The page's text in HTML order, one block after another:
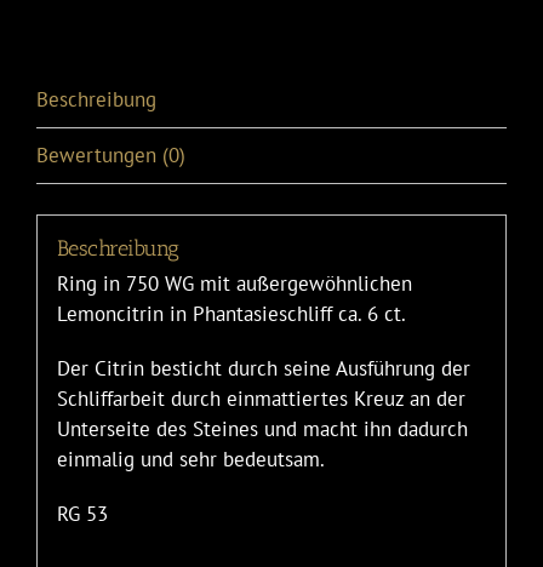
Beschreibung
Bewertungen (0)
Beschreibung
Ring in 750 WG mit außergewöhnlichen
Lemoncitrin in Phantasieschliff ca. 6 ct.
Der Citrin besticht durch seine Ausführung der
Schliffarbeit durch einmattiertes Kreuz an der
Unterseite des Steines und macht ihn dadurch
einmalig und sehr bedeutsam.
RG 53